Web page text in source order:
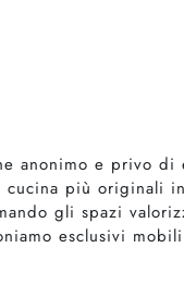
anonimo e privo di
più originali
gli spazi
esclusivi